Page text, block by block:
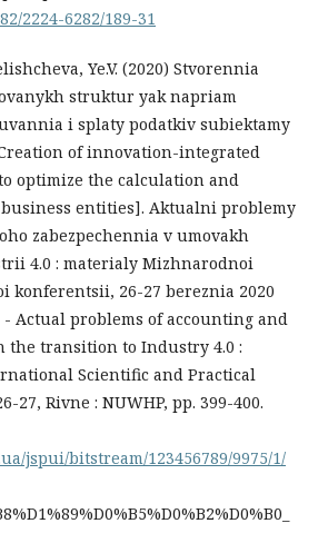
2224-6282/189-31
Ye.V. (2020) Stvorennia
struktur yak napriam
i splaty podatkiv subiektamy
of innovation-integrated
optimize the calculation and
entities]. Aktualni problemy
zabezpechennia v umovakh
4.0 : materialy Mizhnarodnoi
konferentsii, 26-27 bereznia 2020
- Actual problems of accounting and
the transition to Industry 4.0 :
Scientific and Practical
27, Rivne : NUWHP, pp. 399-400.
jspui/bitstream/123456789/9975/1/